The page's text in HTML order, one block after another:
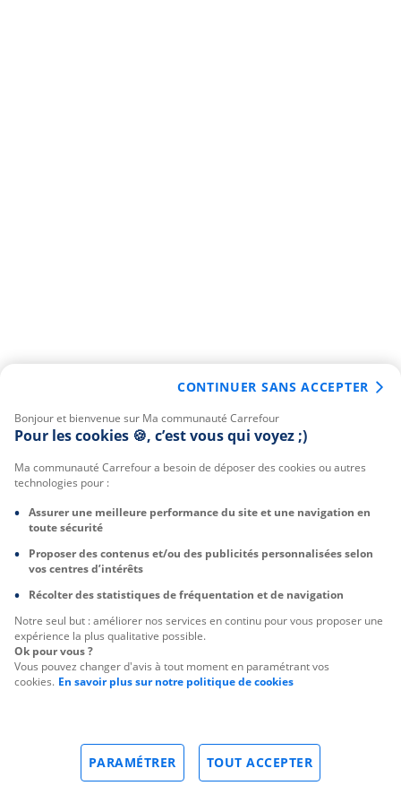
Bonjour et bienvenue sur Ma communauté Carrefour
Pour les cookies 🍪, c’est vous qui voyez ;)
Ma communauté Carrefour a besoin de déposer des cookies ou autres
technologies pour :
Assurer une meilleure performance du site et une navigation en
toute sécurité
Proposer des contenus et/ou des publicités personnalisées selon
vos centres d’intérêts
Récolter des statistiques de fréquentation et de navigation
Notre seul but : améliorer nos services en continu pour vous proposer une
expérience la plus qualitative possible.
Ok pour vous ?
Vous pouvez changer d'avis à tout moment en paramétrant vos
cookies. En savoir plus sur notre politique de cookies
TOUT ACCEPTER
PARAMÉTRER
CONTINUER SANS ACCEPTER